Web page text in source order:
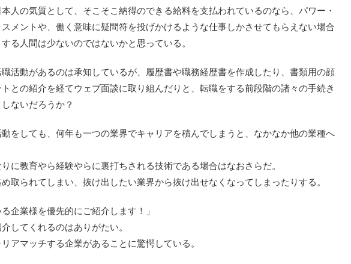
人の気質として、そこそこ納得のできる給料を支払われているのなら、パワー・
メントや、働く意味に疑問符を投げかけるような仕事しかさせてもらえない場合
る人間は少ないのではないかと思っている。
活動があるのは承知しているが、履歴書や職務経歴書を作成したり、書類用の顔
との紹介を経てウェブ面談に取り組んだりと、転職をする前段階の諸々の手続き
ないだろうか？
をしても、何年も一つの業界でキャリアを積んでしまうと、なかなか他の業種へ
に教育やら経験やらに裏打ちされる技術である場合はなおさらだ。
取られてしまい、抜け出したい業界から抜け出せなくなってしまったりする。
企業様を優先的にご紹介します！」
してくれるのはありがたい。
アマッチする企業があることに驚愕している。